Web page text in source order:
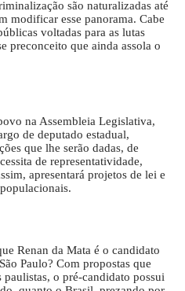
são naturalizadas até
modificar esse panorama. Cabe
voltadas para as lutas
preconceito que ainda assola o
na Assembleia Legislativa,
de deputado estadual,
que lhe serão dadas, de
de representatividade,
apresentará projetos de lei e
Renan da Mata é o candidato
Paulo? Com propostas que
paulistas, o pré-candidato possui